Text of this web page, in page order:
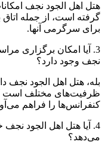
هتل اهل الجود نجف
گرفته است، از جمله اتاق
برای سرگرمی آنها.
3.
آیا امکان برگزاری
نجف وجود دارد؟
بله، هتل اهل الجود نجف
ظرفیت‌های مختلف است
کنفرانس‌ها را فراهم
4.
آیا هتل اهل الجود
می‌دهد؟